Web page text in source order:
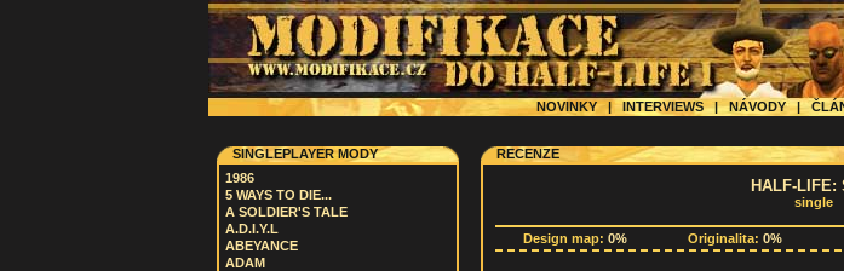
NOVINKY | INTERVIEWS|NÁVODY|
SINGLEPLAYER MODY
1986
5 WAYS TO DIE...
A SOLDIER'S TALE
A.D.I.Y.L
ABEYANCE
ADAM
RECENZE
HALF-LIFE:
single
Design map: 0% Originalita: 0%